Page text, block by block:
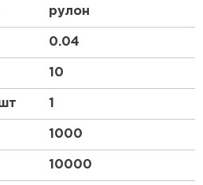
состоящего из битума,
наполнителя
полотна защитных
слоев используют
асбагаль),
посыпки и полимерную
рулон
0.04
10
1
1000
10000